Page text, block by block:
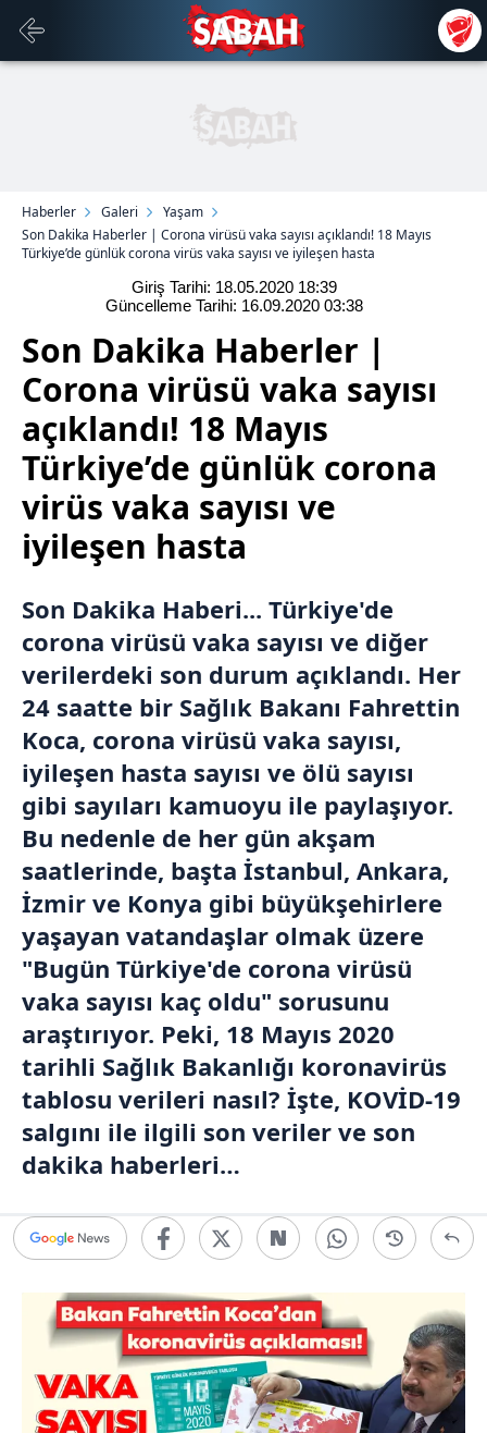
Haberler Galeri
Yaşam
Son Dakika Haberler | Corona virüsü vaka sayısı açıklandı! 18 Mayıs
Türkiye’de günlük corona virüs vaka sayısı ve iyileşen hasta
Giriş Tarihi: 18.05.2020 18:39
Güncelleme Tarihi: 16.09.2020 03:38
Son Dakika Haberler |
Corona virüsü vaka sayısı
açıklandı! 18 Mayıs
Türkiye’de günlük corona
virüs vaka sayısı ve
iyileşen hasta
Son Dakika Haberi... Türkiye'de
corona virüsü vaka sayısı ve diğer
verilerdeki son durum açıklandı. Her
24 saatte bir Sağlık Bakanı Fahrettin
Koca, corona virüsü vaka sayısı,
iyileşen hasta sayısı ve ölü sayısı
gibi sayıları kamuoyu ile paylaşıyor.
Bu nedenle de her gün akşam
saatlerinde, başta İstanbul, Ankara,
İzmir ve Konya gibi büyükşehirlere
yaşayan vatandaşlar olmak üzere
"Bugün Türkiye'de corona virüsü
vaka sayısı kaç oldu" sorusunu
araştırıyor. Peki, 18 Mayıs 2020
tarihli Sağlık Bakanlığı koronavirüs
tablosu verileri nasıl? İşte, KOVİD-19
salgını ile ilgili son veriler ve son
dakika haberleri…